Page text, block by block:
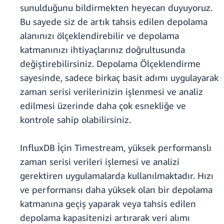
sunulduğunu bildirmekten heyecan duyuyoruz.
Bu sayede siz de artık tahsis edilen depolama
alanınızı ölçeklendirebilir ve depolama
katmanınızı ihtiyaçlarınız doğrultusunda
değiştirebilirsiniz. Depolama Ölçeklendirme
sayesinde, sadece birkaç basit adımı uygulayarak
zaman serisi verilerinizin işlenmesi ve analiz
edilmesi üzerinde daha çok esnekliğe ve
kontrole sahip olabilirsiniz.
InfluxDB İçin Timestream, yüksek performanslı
zaman serisi verileri işlemesi ve analizi
gerektiren uygulamalarda kullanılmaktadır. Hızı
ve performansı daha yüksek olan bir depolama
katmanına geçiş yaparak veya tahsis edilen
depolama kapasitenizi artırarak veri alımı